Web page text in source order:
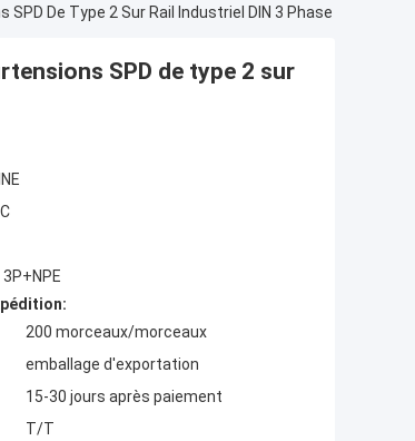
De Type 2 Sur Rail Industriel DIN 3 Phase
SPD de type 2 sur
3P+NPE
200 morceaux/morceaux
emballage d'exportation
15-30 jours après paiement
T/T